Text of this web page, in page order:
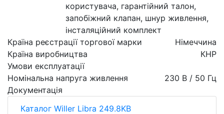
користувача, гарантійний талон,
запобіжний клапан, шнур живлення,
інсталяційний комплект
Країна реєстрації торгової марки
Німеччина
Країна виробництва
КНР
Умови експлуатації
Номінальна напруга живлення
230 В / 50 Гц
Документація
Каталог Willer Libra 249.8KB